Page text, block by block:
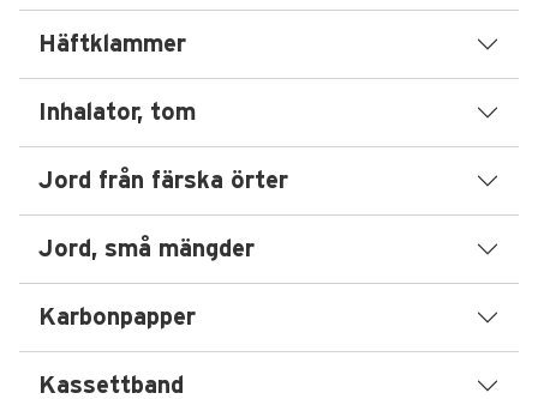
Häftklammer
Inhalator, tom
Jord från färska örter
Jord, små mängder
Karbonpapper
Kassettband